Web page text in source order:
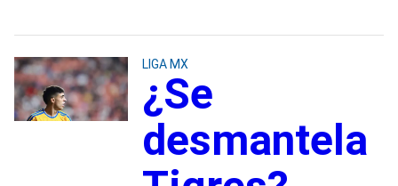
LIGA MX
¿Se
desmantela